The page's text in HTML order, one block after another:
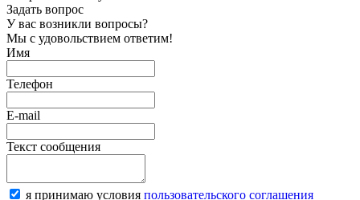
Задать вопрос
У вас возникли вопросы?
Мы с удовольствием ответим!
Имя
Телефон
E-mail
Текст сообщения
я принимаю условия пользовательского соглашения